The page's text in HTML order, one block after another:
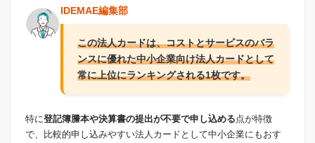
IDEMAE編集部
この法人カードは、コストとサービスのバラ
ンスに優れた中小企業向け法人カードとして
常に上位にランキングされる1枚です。
特に登記簿謄本や決算書の提出が不要で申し込める点が特徴
で、比較的申し込みやすい法人カードとして中小企業にもおす